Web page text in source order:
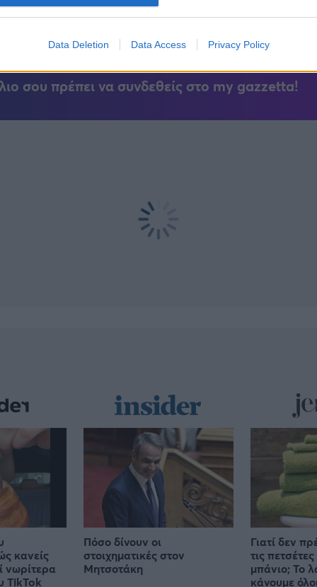
Data Deletion Data Access Privacy Policy
σου πρέπει να συνδεθείς στο my gazzetta!
κανείς
νωρίτερα
TikTok
Πόσο δίνουν οι
στοιχηματικές στον
Μητσοτάκη
Γιατί δεν
τις
μπάνιο; Το
κάνουμε